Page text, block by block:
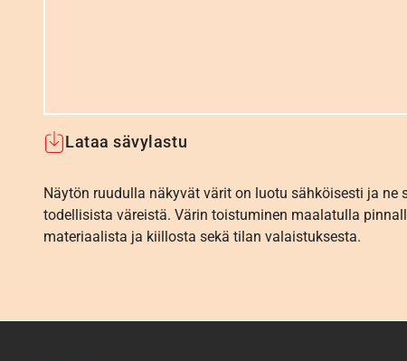
Lataa sävylastu
Näytön ruudulla näkyvät värit on luotu sähköisesti ja ne
todellisista väreistä. Värin toistuminen maalatulla
materiaalista ja kiillosta sekä tilan valaistuksesta.